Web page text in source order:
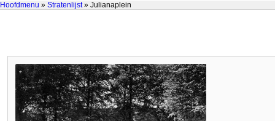
Hoofdmenu » Stratenlijst» Julianaplein